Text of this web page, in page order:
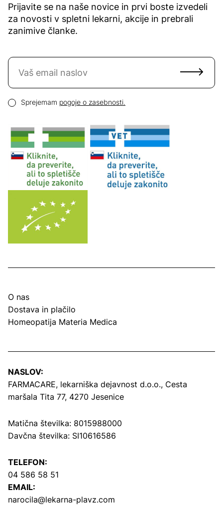
Prijavite se na naše novice in prvi boste izvedeli
za novosti v spletni lekarni, akcije in prebrali
zanimive članke.
Naročite se na novice
Pogoji zasebnosti
Sprejemam pogoje o zasebnosti.
O nas
Dostava in plačilo
Homeopatija Materia Medica
NASLOV:
FARMACARE, lekarniška dejavnost d.o.o., Cesta
maršala Tita 77, 4270 Jesenice
Matična številka: 8015988000
Davčna številka: SI10616586
TELEFON:
04 586 58 51
EMAIL:
narocila@lekarna-plavz.com